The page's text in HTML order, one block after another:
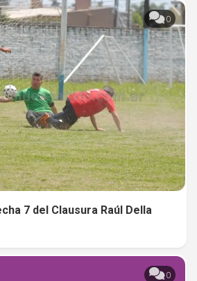
0
7 del Clausura Raúl Della
0